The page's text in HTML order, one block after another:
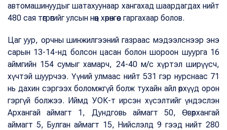
автомашинуудыг шатахуунаар хангахад шаардагдах нийт
480 сая төгрөгийг улсын нөөц хөрөнгөөс гаргахаар болов.
Цаг уур, орчны шинжилгээний газраас мэдээлснээр энэ
сарын 13-14-нд болсон цасан болон шороон шуурга 16
аймгийн 154 сумыг хамарч, 24-40 м/с хүртэл ширүүсч,
хүчтэй шуурчээ. Үүний улмаас нийт 531 гэр нурснаас 71
нь дахин сэргээх боломжгүй болж тухайн айл өрхүүд орон
гэргүй болжээ. Иймд УОК-т ирсэн хүсэлтийг үндэслэн
Архангай аймагт 1, Дундговь аймагт 50, Өвөрхангай
аймагт 5, Булган аймагт 15, Нийслэлд 9 гээд нийт 280